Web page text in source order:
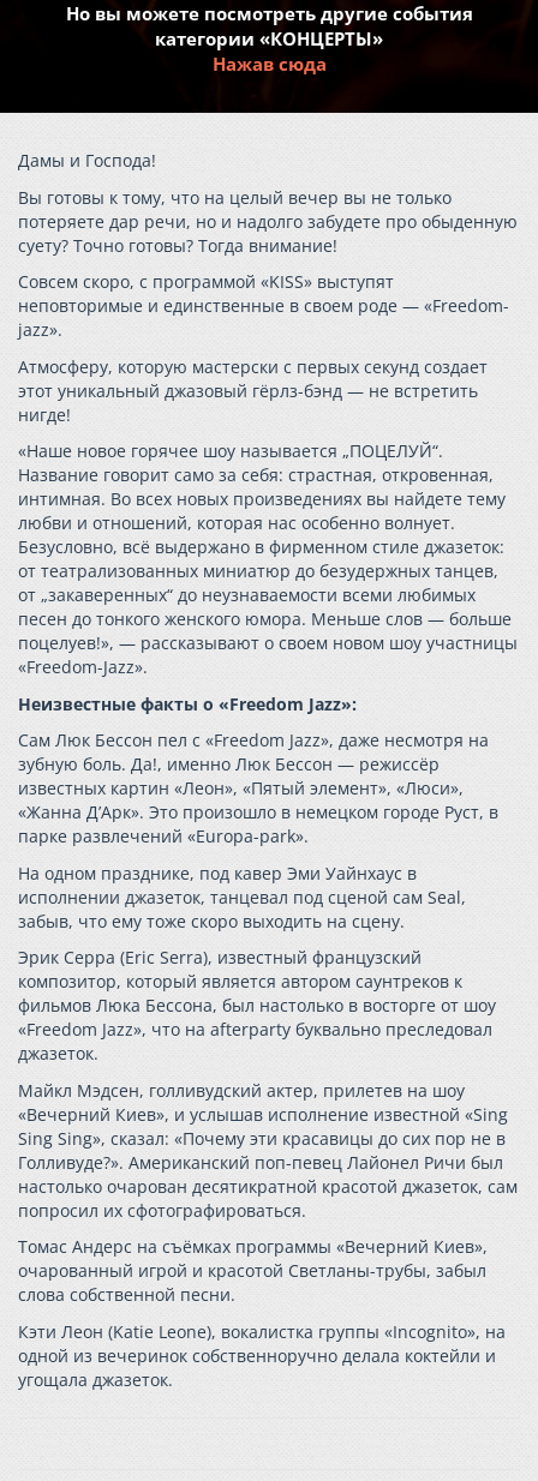
Но вы можете посмотреть другие события
категории «КОНЦЕРТЫ»
Нажав сюда
Дамы и Господа!
Вы готовы к тому, что на целый вечер вы не только
потеряете дар речи, но и надолго забудете про обыденную
суету? Точно готовы? Тогда внимание!
Cовсем скоро, с программой «KISS» выступят
неповторимые и единственные в своем роде — «Freedom-
jazz».
Атмосферу, которую мастерски с первых секунд создает
этот уникальный джазовый гёрлз-бэнд — не встретить
нигде!
«Наше новое горячее шоу называется „ПОЦЕЛУЙ“.
Название говорит само за себя: страстная, откровенная,
интимная. Во всех новых произведениях вы найдете тему
любви и отношений, которая нас особенно волнует.
Безусловно, всё выдержано в фирменном стиле джазеток:
от театрализованных миниатюр до безудержных танцев,
от „закаверенных“ до неузнаваемости всеми любимых
песен до тонкого женского юмора. Меньше слов — больше
поцелуев!», — рассказывают о своем новом шоу участницы
«Freedom-Jazz».
Неизвестные факты о «Freedom Jazz»:
Сам Люк Бессон пел c «Freedom Jazz», даже несмотря на
зубную боль. Да!, именно Люк Бессон — режиссёр
известных картин «Леон», «Пятый элемент», «Люси»,
«Жанна Д’Арк». Это произошло в немецком городе Руст, в
парке развлечений «Europa-park».
На одном празднике, под кавер Эми Уайнхаус в
исполнении джазеток, танцевал под сценой сам Seal,
забыв, что ему тоже скоро выходить на сцену.
Эрик Серра (Eric Serra), известный французский
композитор, который является автором саунтреков к
фильмов Люка Бессона, был настолько в восторге от шоу
«Freedom Jazz», что на afterparty буквально преследовал
джазеток.
Майкл Мэдсен, голливудский актер, прилетев на шоу
«Вечерний Киев», и услышав исполнение известной «Sing
Sing Sing», сказал: «Почему эти красавицы до сих пор не в
Голливуде?». Американский поп-певец Лайонел Ричи был
настолько очарован десятикратной красотой джазеток, сам
попросил их сфотографироваться.
Томас Андерс на съёмках программы «Вечерний Киев»,
очарованный игрой и красотой Светланы-трубы, забыл
слова собственной песни.
Кэти Леон (Katie Leone), вокалистка группы «Incognito», на
одной из вечеринок собственноручно делала коктейли и
угощала джазеток.